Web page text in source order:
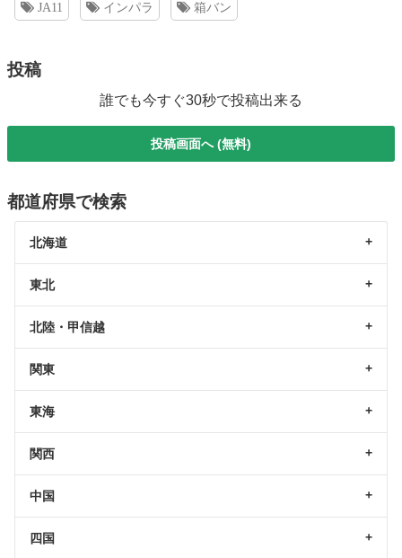
JA11 インパラ 箱バン
投稿
誰でも今すぐ30秒で投稿出来る
投稿画面へ (無料)
都道府県で検索
北海道
東北
北陸・甲信越
関東
東海
関西
中国
四国